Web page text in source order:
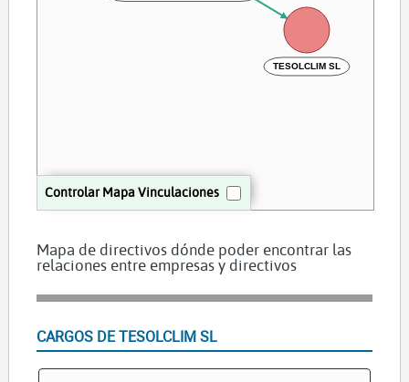
Controlar Mapa Vinculaciones
TESOLCLIM SL
Mapa de directivos dónde poder encontrar las
relaciones entre empresas y directivos
CARGOS DE TESOLCLIM SL